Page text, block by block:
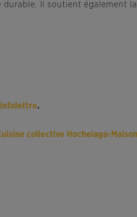
Il soutient également
infolettre.
collective Hochelaga-